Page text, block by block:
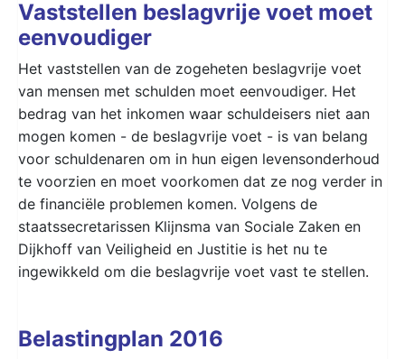
Vaststellen beslagvrije voet moet
eenvoudiger
Het vaststellen van de zogeheten beslagvrije voet
van mensen met schulden moet eenvoudiger. Het
bedrag van het inkomen waar schuldeisers niet aan
mogen komen - de beslagvrije voet - is van belang
voor schuldenaren om in hun eigen levensonderhoud
te voorzien en moet voorkomen dat ze nog verder in
de financiële problemen komen. Volgens de
staatssecretarissen Klijnsma van Sociale Zaken en
Dijkhoff van Veiligheid en Justitie is het nu te
ingewikkeld om die beslagvrije voet vast te stellen.
Belastingplan 2016